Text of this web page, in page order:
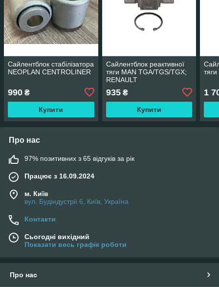
Сайлентблок стабілізатора
NEOPLAN CENTROLINER
990 ₴
Купити
Сайлентблок реактивної
тяги MAN TGA/TGS/TGX;
RENAULT
KERAX/PREMIUM; SCANIA
; Volvo
935₴
Купити
1
Про нас
97% позитивних з 65 відгуків за рік
Працює з 16.09.2024
м. Київ
вул. Будіндустрії 6, Київ, Україна
Контакти
Сьогодні вихідний
Показати весь графік роботи
Про нас